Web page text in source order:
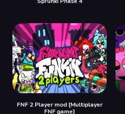
FNF 2 Player mod [Multiplayer
FNF game]